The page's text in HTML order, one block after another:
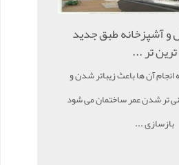
و آشپزخانه طبق جدید
ترین تر ...
آن ها باعث زیباتر شدن و
تر شدن عمر ساختمان می شود
بازسازی ...